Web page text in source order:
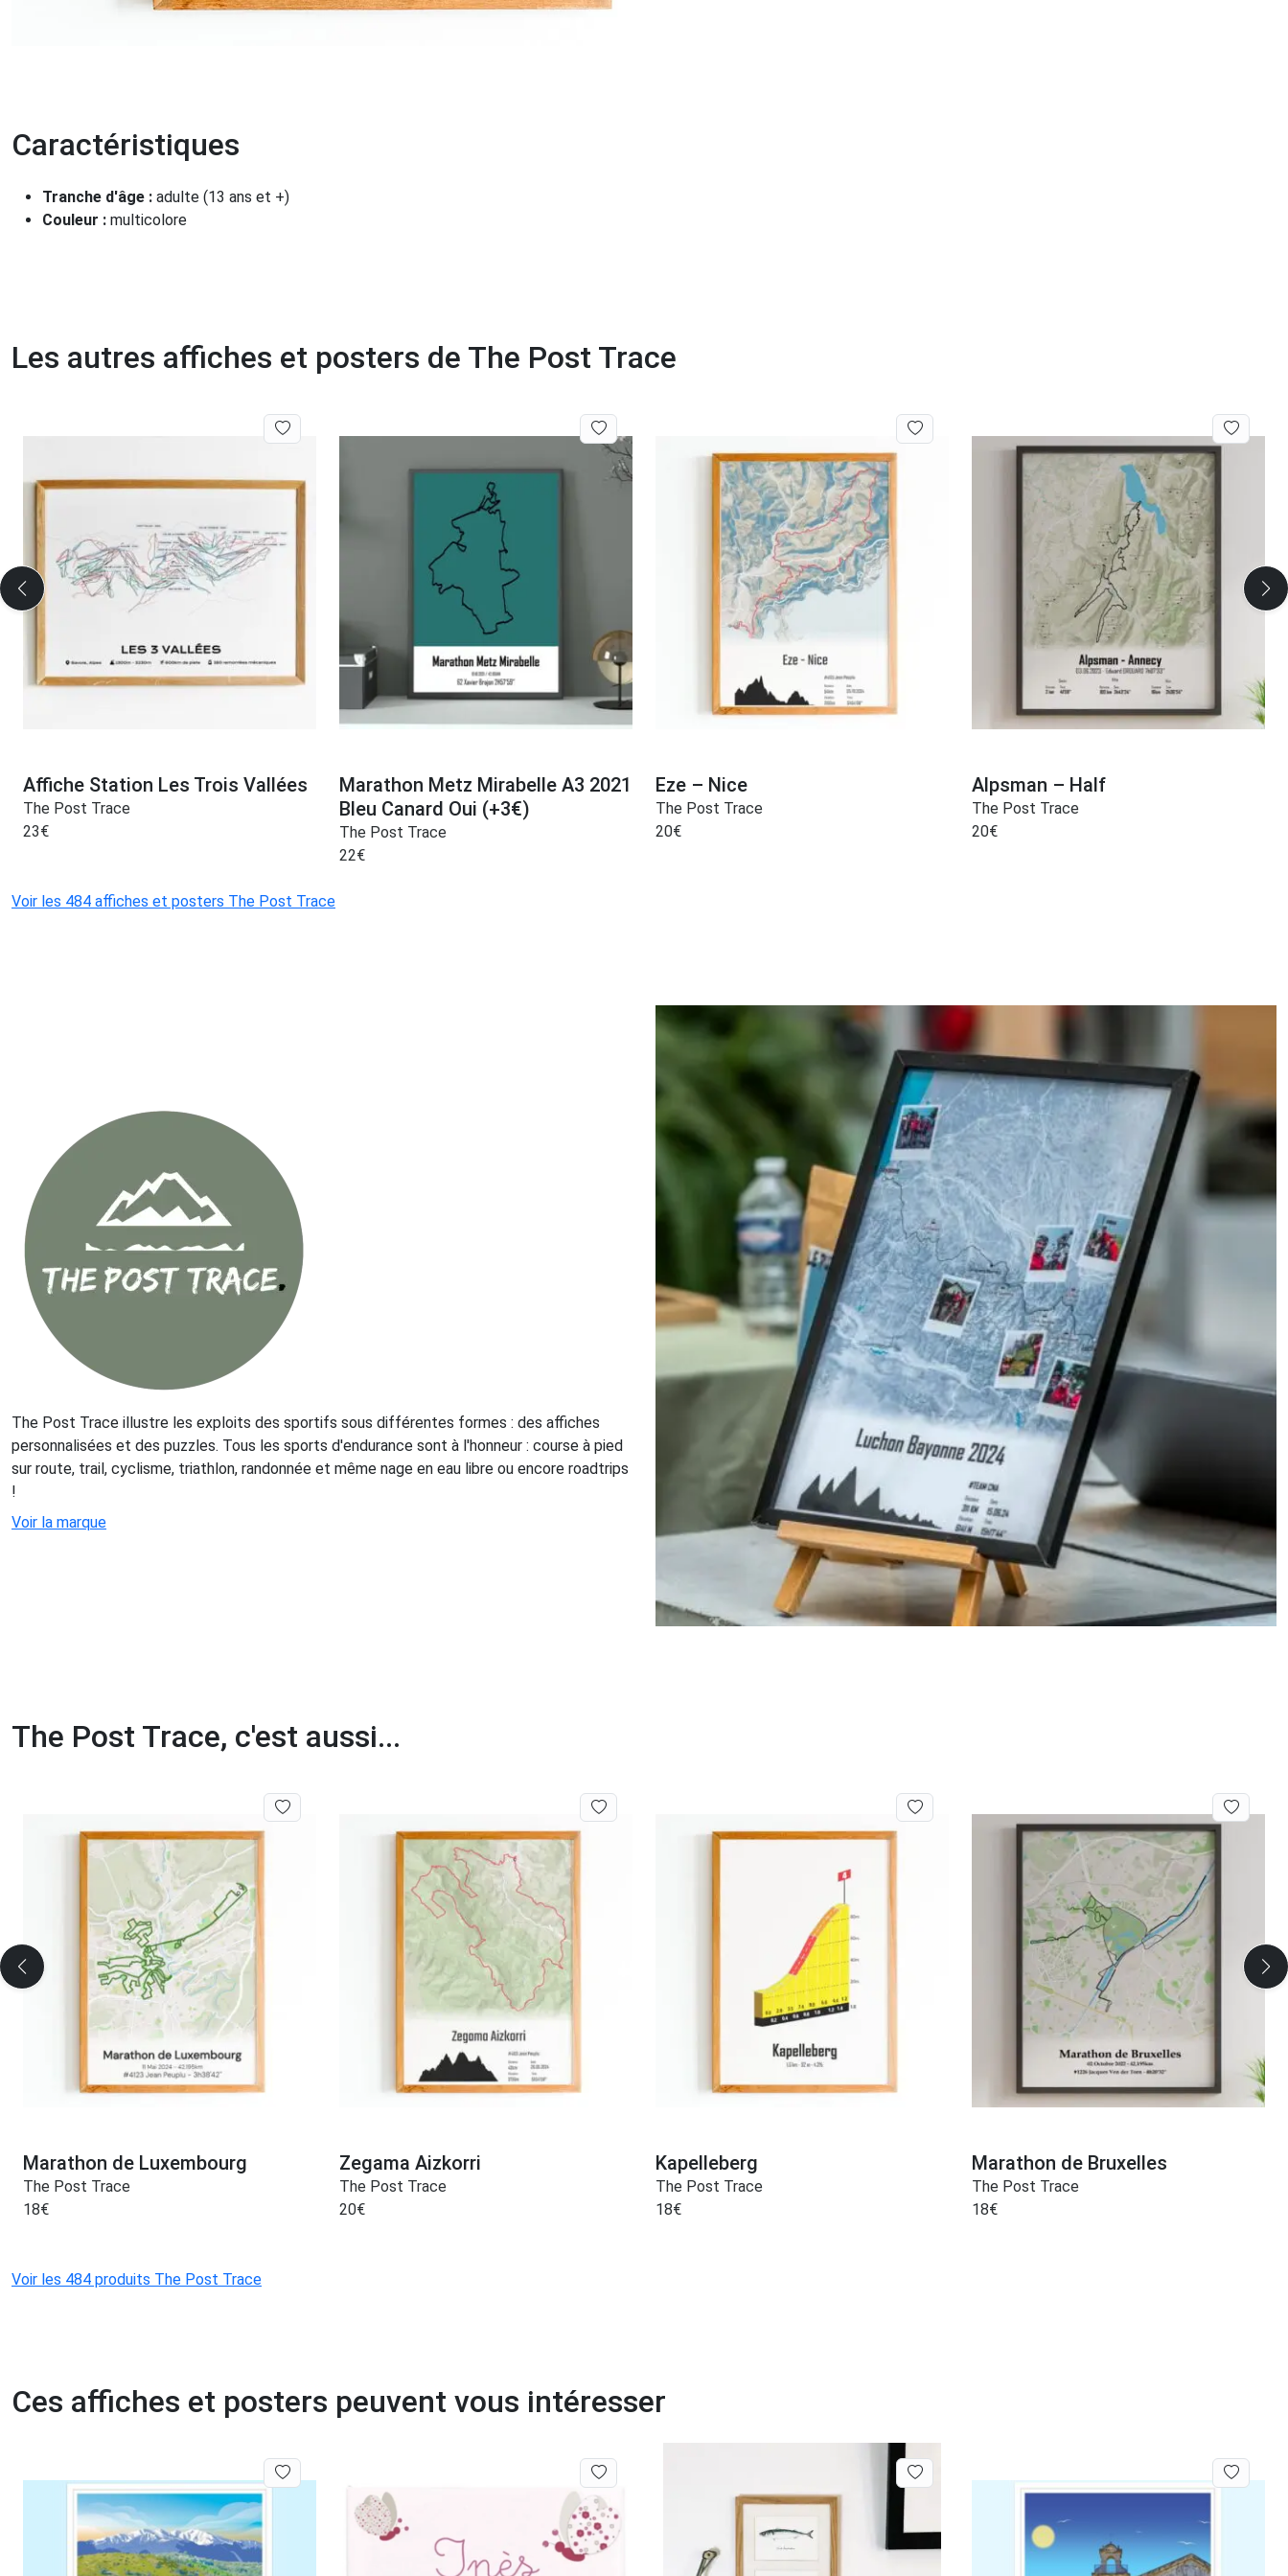
Caractéristiques
Tranche d'âge : adulte (13 ans et +)
Couleur : multicolore
Les autres affiches et posters de The Post Trace
Affiche Station Les Trois Vallées
The Post Trace
23€
Marathon Metz Mirabelle A3 2021
Bleu Canard Oui (+3€)
The Post Trace
22€
Eze – Nice
The Post Trace
20€
Alpsman – Half
The Post Trace
20€
Voir les 484 affiches et posters The Post Trace
The Post Trace illustre les exploits des sportifs sous différentes formes : des affiches
personnalisées et des puzzles. Tous les sports d'endurance sont à l'honneur : course à pied
sur route, trail, cyclisme, triathlon, randonnée et même nage en eau libre ou encore roadtrips
!
Voir la marque
The Post Trace, c'est aussi...
Marathon de Luxembourg
The Post Trace
18€
Zegama Aizkorri
The Post Trace
20€
Kapelleberg
The Post Trace
18€
Marathon de Bruxelles
The Post Trace
18€
Voir les 484 produits The Post Trace
Ces affiches et posters peuvent vous intéresser